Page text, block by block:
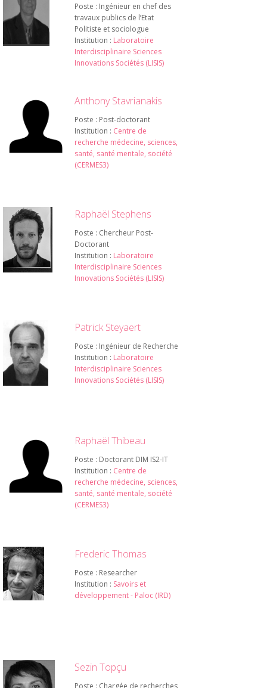
Poste : Ingénieur en chef des
travaux publics de l’Etat
Politiste et sociologue
Institution : Laboratoire
Interdisciplinaire Sciences
Innovations Sociétés (LISIS)
Anthony Stavrianakis
Poste : Post-doctorant
Institution : Centre de
recherche médecine, sciences,
santé, santé mentale, société
(CERMES3)
Raphaël Stephens
Poste : Chercheur Post-
Doctorant
Institution : Laboratoire
Interdisciplinaire Sciences
Innovations Sociétés (LISIS)
Patrick Steyaert
Poste : Ingénieur de Recherche
Institution : Laboratoire
Interdisciplinaire Sciences
Innovations Sociétés (LISIS)
Raphaël Thibeau
Poste : Doctorant DIM IS2-IT
Institution : Centre de
recherche médecine, sciences,
santé, santé mentale, société
(CERMES3)
Frederic Thomas
Poste : Researcher
Institution : Savoirs et
développement - Paloc (IRD)
Sezin Topçu
Poste : Chargée de recherches